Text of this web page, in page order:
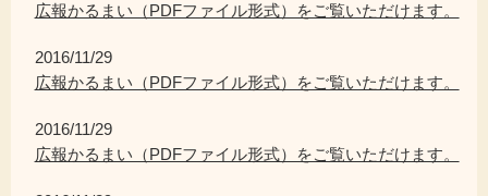
広報かるまい（PDFファイル形式）をご覧いただけます。
2016/11/29
広報かるまい（PDFファイル形式）をご覧いただけます。
2016/11/29
広報かるまい（PDFファイル形式）をご覧いただけます。